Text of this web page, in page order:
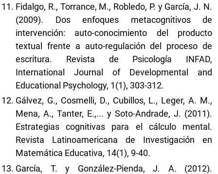
Fidalgo, R., Torrance, M., Robledo, P. y García, J. N.
(2009). Dos enfoques metacognitivos de
intervención: auto-conocimiento del producto
textual frente a auto-regulación del proceso de
escritura. Revista de Psicología INFAD,
International Journal of Developmental and
Educational Psychology, 1(1), 303-312.
Gálvez, G., Cosmelli, D., Cubillos, L., Leger, A. M.,
Mena, A., Tanter, E.,... y Soto-Andrade, J. (2011).
Estrategias cognitivas para el cálculo mental.
Revista Latinoamericana de Investigación en
Matemática Educativa, 14(1), 9-40.
García, T. y González-Pienda, J. A. (2012).